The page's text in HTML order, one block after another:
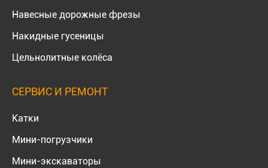
Навесные дорожные фрезы
Накидные гусеницы
Цельнолитные колёса
СЕРВИС И РЕМОНТ
Катки
Мини-погрузчики
Мини-экскаваторы